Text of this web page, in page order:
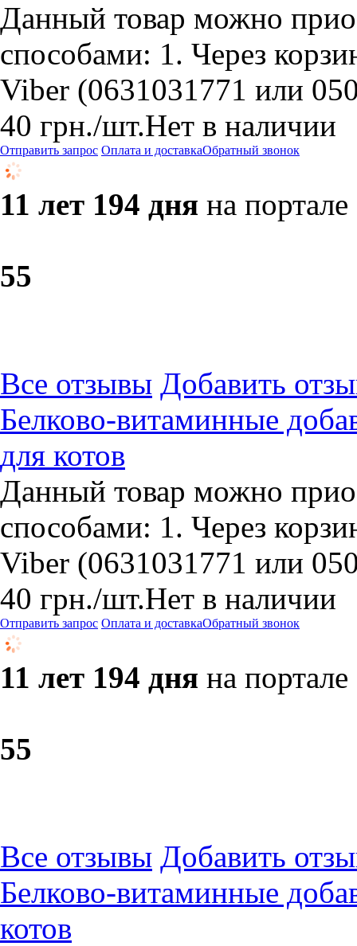
Данный товар можно
способами: 1. Через
Viber (0631031771 или
40 грн./шт.Нет в наличии
Отправить запрос Оплата и доставкаОбратный звонок
11 лет 194 дня на портале
55
Все отзывы Добавить
Белково-витаминные
для котов
Данный товар можно
способами: 1. Через
Viber (0631031771 или
40 грн./шт.Нет в наличии
Отправить запрос Оплата и доставкаОбратный звонок
11 лет 194 дня на портале
55
Все отзывы Добавить
Белково-витаминные
котов